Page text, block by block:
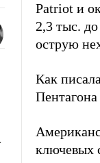
Patriot и
2,3 тыс.
острую
Как
Пентагона
ключевых